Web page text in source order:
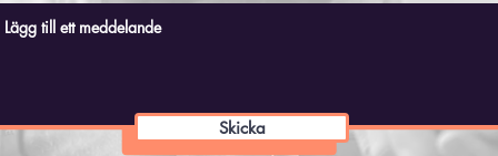
Skicka